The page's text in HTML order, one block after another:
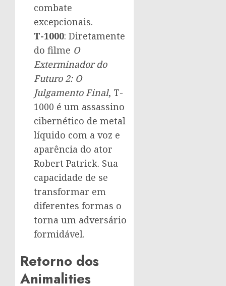
combate
excepcionais.
T-1000: Diretamente
do filme O
Exterminador do
Futuro 2: O
Julgamento Final, T-
1000 é um assassino
cibernético de metal
líquido com a voz e
aparência do ator
Robert Patrick. Sua
capacidade de se
transformar em
diferentes formas o
torna um adversário
formidável.
Retorno dos
Animalities